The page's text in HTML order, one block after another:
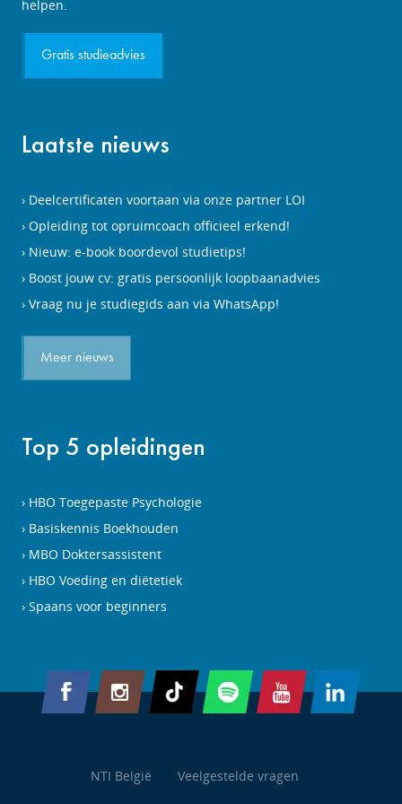
aanvragen
helpen.
Gratis studieadvies
Laatste nieuws
Deelcertificaten voortaan via onze partner LOI
Opleiding tot opruimcoach officieel erkend!
Nieuw: e-book boordevol studietips!
Boost jouw cv: gratis persoonlijk loopbaanadvies
Vraag nu je studiegids aan via WhatsApp!
Meer nieuws
Top 5 opleidingen
HBO Toegepaste Psychologie
Basiskennis Boekhouden
MBO Doktersassistent
HBO Voeding en diëtetiek
Spaans voor beginners
NTI België
Veelgestelde vragen